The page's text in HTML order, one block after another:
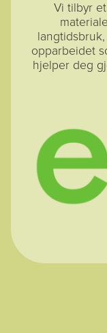
Vi tilbyr
opparbeidet
hjelper deg